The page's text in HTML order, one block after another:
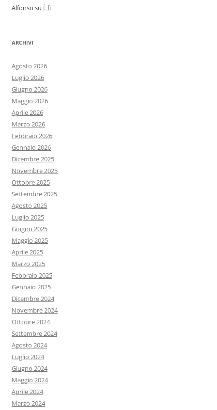
Alfonso su È lì
ARCHIVI
Agosto 2026
Luglio 2026
Giugno 2026
Maggio 2026
Aprile 2026
Marzo 2026
Febbraio 2026
Gennaio 2026
Dicembre 2025
Novembre 2025
Ottobre 2025
Settembre 2025
Agosto 2025
Luglio 2025
Giugno 2025
Maggio 2025
Aprile 2025
Marzo 2025
Febbraio 2025
Gennaio 2025
Dicembre 2024
Novembre 2024
Ottobre 2024
Settembre 2024
Agosto 2024
Luglio 2024
Giugno 2024
Maggio 2024
Aprile 2024
Marzo 2024